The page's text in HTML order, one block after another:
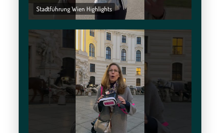
Stadtführung Wien Highlights